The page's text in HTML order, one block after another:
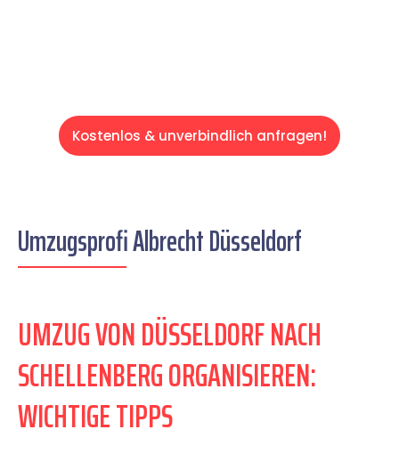
Kostenlos & unverbindlich anfragen!
Umzugsprofi Albrecht Düsseldorf
UMZUG VON DÜSSELDORF NACH
SCHELLENBERG ORGANISIEREN:
WICHTIGE TIPPS